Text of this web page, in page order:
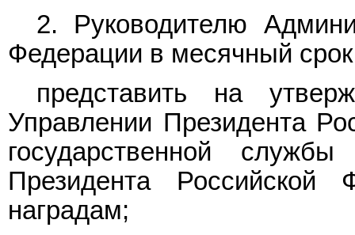
2. Руководителю
Федерации в месячный
представить на
Управлении Президента
государственной
Президента Российской
наградам;